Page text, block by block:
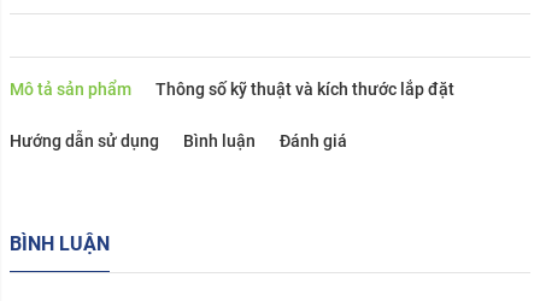
Mô tả sản phẩm Thông số kỹ thuật và kích thước lắp đặt
Hướng dẫn sử dụng Bình luận Đánh giá
BÌNH LUẬN